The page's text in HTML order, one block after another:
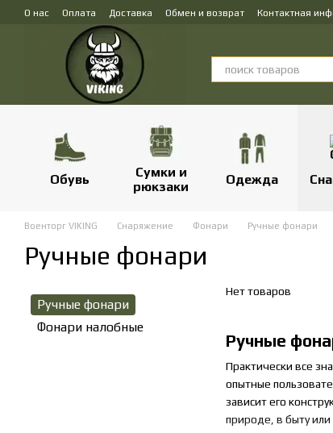
Перейти к основному контенту
О нас Оплата Доставка Обмен и возврат Контактная
Обувь
Сумки и
рюкзаки
Одежда
Военторг VIKING Снаряжение Фонари Ручные фонари
Ручные фонари
Ручные
Практически все
опытные
зависит его
природе, в быту
Нет товаров
Ручные фонари
Фонари налобные